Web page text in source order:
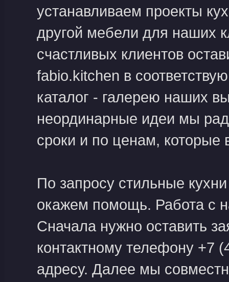
устанавливаем проекты
другой мебели для наших
счастливых клиентов
fabio.kitchen в
каталог - галерею наших
неординарные идеи мы
сроки и по ценам, которые
По запросу стильные
окажем помощь. Работа с
Сначала нужно оставить
контактному телефону +7
адресу. Далее мы